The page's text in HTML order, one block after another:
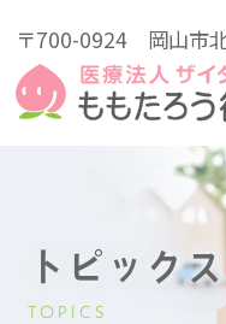
〒700-0924 岡山市
トピックス
TOPICS